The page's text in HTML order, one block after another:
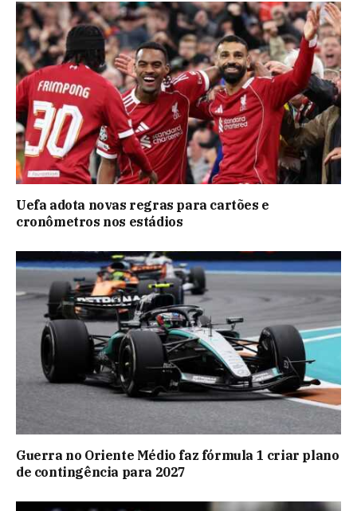
Uefa adota novas regras para cartões e
cronômetros nos estádios
Guerra no Oriente Médio faz fórmula 1 criar plano
de contingência para 2027